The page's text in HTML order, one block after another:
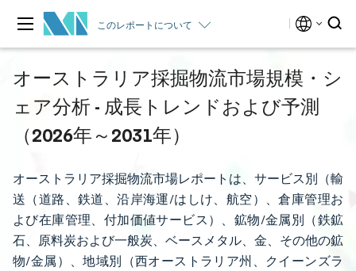
このレポートについて
オーストラリア採掘物流市場規模・シ
ェア分析 - 成長トレンドおよび予測
（2026年～2031年）
オーストラリア採掘物流市場レポートは、サービス別（輸
送（道路、鉄道、沿岸海運/はしけ、航空）、倉庫管理お
よび在庫管理、付加価値サービス）、鉱物/金属別（鉄鉱
石、原料炭および一般炭、ベースメタル、金、その他の鉱
物/金属）、地域別（西オーストラリア州、クイーンズラ